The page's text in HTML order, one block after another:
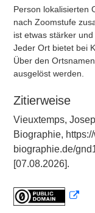
Person lokalisierten
nach Zoomstufe
ist etwas stärker
Jeder Ort bietet bei
Über den
ausgelöst werden.
Zitierweise
Vieuxtemps,
Biographie,
biographie.de/
[07.08.2026].